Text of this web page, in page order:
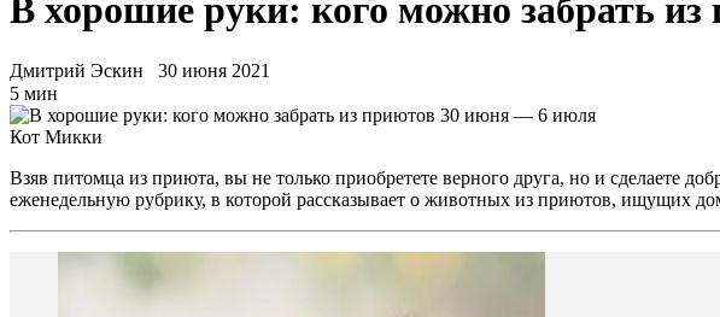
В хорошие руки: кого можно забрать
Дмитрий Эскин
30 июня 2021
5 мин
Кот Микки
Взяв питомца из приюта, вы не только приобретете верного друга, но и сделаете
еженедельную рубрику, в которой рассказывает о животных из приютов, ищущих